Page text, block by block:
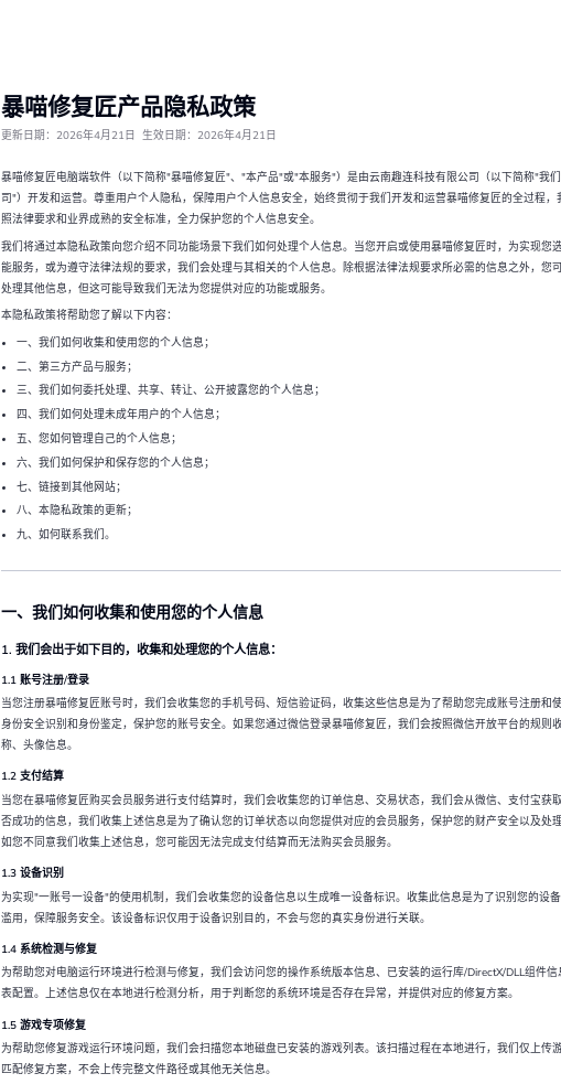
暴喵修复匠产品隐私政策
更新日期：2026年4月21日 生效日期：2026年4月21日
暴喵修复匠电脑端软件（以下简称"暴喵修复匠"、"本产品"或"本服务"）是由云南趣连科技有限公司（以下简称"我
司"）开发和运营。尊重用户个人隐私，保障用户个人信息安全，始终贯彻于我们开发和运营暴喵修复匠的全过程，
照法律要求和业界成熟的安全标准，全力保护您的个人信息安全。
我们将通过本隐私政策向您介绍不同功能场景下我们如何处理个人信息。当您开启或使用暴喵修复匠时，为实现您
能服务，或为遵守法律法规的要求，我们会处理与其相关的个人信息。除根据法律法规要求所必需的信息之外，您
处理其他信息，但这可能导致我们无法为您提供对应的功能或服务。
本隐私政策将帮助您了解以下内容：
一、我们如何收集和使用您的个人信息；
二、第三方产品与服务；
三、我们如何委托处理、共享、转让、公开披露您的个人信息；
四、我们如何处理未成年用户的个人信息；
五、您如何管理自己的个人信息；
六、我们如何保护和保存您的个人信息；
七、链接到其他网站；
八、本隐私政策的更新；
九、如何联系我们。
一、我们如何收集和使用您的个人信息
1. 我们会出于如下目的，收集和处理您的个人信息：
1.1 账号注册/登录
当您注册暴喵修复匠账号时，我们会收集您的手机号码、短信验证码，收集这些信息是为了帮助您完成账号注册和
身份安全识别和身份鉴定，保护您的账号安全。如果您通过微信登录暴喵修复匠，我们会按照微信开放平台的规则
称、头像信息。
1.2 支付结算
当您在暴喵修复匠购买会员服务进行支付结算时，我们会收集您的订单信息、交易状态，我们会从微信、支付宝获
否成功的信息，我们收集上述信息是为了确认您的订单状态以向您提供对应的会员服务，保护您的财产安全以及处理
如您不同意我们收集上述信息，您可能因无法完成支付结算而无法购买会员服务。
1.3 设备识别
为实现"一账号一设备"的使用机制，我们会收集您的设备信息以生成唯一设备标识。收集此信息是为了识别您的设
滥用，保障服务安全。该设备标识仅用于设备识别目的，不会与您的真实身份进行关联。
1.4 系统检测与修复
为帮助您对电脑运行环境进行检测与修复，我们会访问您的操作系统版本信息、已安装的运行库/DirectX/DLL组件信
表配置。上述信息仅在本地进行检测分析，用于判断您的系统环境是否存在异常，并提供对应的修复方案。
1.5 游戏专项修复
为帮助您修复游戏运行环境问题，我们会扫描您本地磁盘已安装的游戏列表。该扫描过程在本地进行，我们仅上传
匹配修复方案，不会上传完整文件路径或其他无关信息。